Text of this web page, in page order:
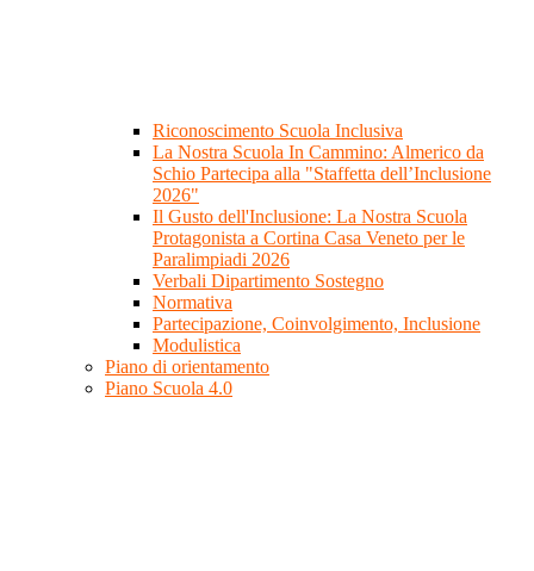
Riconoscimento Scuola Inclusiva
La Nostra Scuola In Cammino: Almerico da
Schio Partecipa alla "Staffetta dell’Inclusione
2026"
Il Gusto dell'Inclusione: La Nostra Scuola
Protagonista a Cortina Casa Veneto per le
Paralimpiadi 2026
Verbali Dipartimento Sostegno
Normativa
Partecipazione, Coinvolgimento, Inclusione
Modulistica
Piano di orientamento
Piano Scuola 4.0